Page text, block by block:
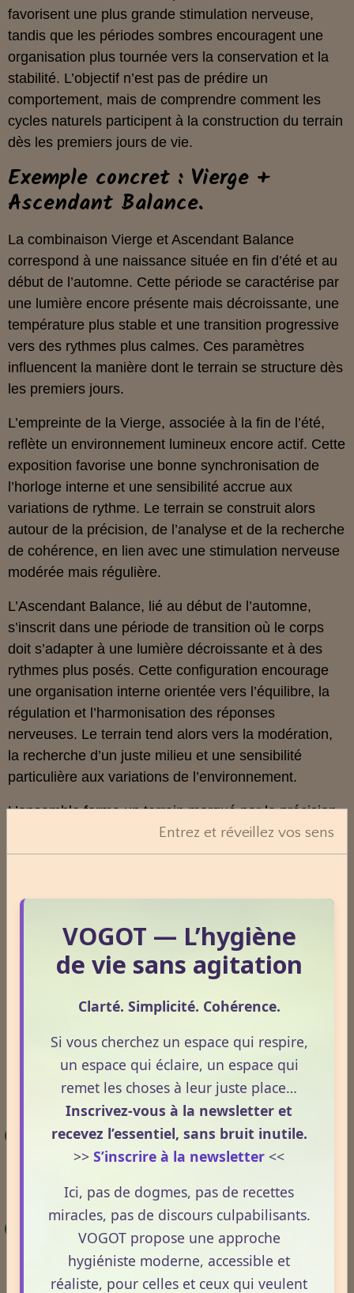
favorisent une plus grande stimulation nerveuse,
tandis que les périodes sombres encouragent une
organisation plus tournée vers la conservation et la
stabilité. L’objectif n’est pas de prédire un
comportement, mais de comprendre comment les
cycles naturels participent à la construction du terrain
dès les premiers jours de vie.
Exemple concret : Vierge +
Ascendant Balance.
La combinaison Vierge et Ascendant Balance
correspond à une naissance située en fin d’été et au
début de l’automne. Cette période se caractérise par
une lumière encore présente mais décroissante, une
température plus stable et une transition progressive
vers des rythmes plus calmes. Ces paramètres
influencent la manière dont le terrain se structure dès
les premiers jours.
L’empreinte de la Vierge, associée à la fin de l’été,
reflète un environnement lumineux encore actif. Cette
exposition favorise une bonne synchronisation de
l’horloge interne et une sensibilité accrue aux
variations de rythme. Le terrain se construit alors
autour de la précision, de l’analyse et de la recherche
de cohérence, en lien avec une stimulation nerveuse
modérée mais régulière.
L’Ascendant Balance, lié au début de l’automne,
s’inscrit dans une période de transition où le corps
doit s’adapter à une lumière décroissante et à des
rythmes plus posés. Cette configuration encourage
une organisation interne orientée vers l’équilibre, la
régulation et l’harmonisation des réponses
nerveuses. Le terrain tend alors vers la modération,
la recherche d’un juste milieu et une sensibilité
particulière aux variations de l’environnement.
L’ensemble forme un terrain marqué par la précision,
l’équilibre et la capacité à ajuster les réponses en
fonction des cycles. Cette lecture ne prédit rien, mais
naissance et les transitions lumineuses influencent la
Pour aller plus loin.
Pour approfondir les notions abordées dans cet
article, plusieurs contenus du site permettent
d’explorer plus en détail l’hygiénisme, le rôle de la
lumière, la notion de terrain et l’influence des cycles
naturels sur l’organisme.
Vers une naturopathie du futur :
épigénétique et hygiénisme en convergence
l’approche du terrain et de l’adaptation.
Vierge etBalance
– Comprendre comment les
signes astrologiques et dates de naissances
influences vos choix et votre terrain.
Entrez et réveillez vos sens
VOGOT — L’hygiène
de vie sans agitation
Clarté. Simplicité. Cohérence.
Si vous cherchez un espace qui respire,
un espace qui éclaire, un espace qui
remet les choses à leur juste place…
Inscrivez-vous à la newsletter et
recevez l’essentiel, sans bruit inutile.
>> S’inscrire à la newsletter <<
Ici, pas de dogmes, pas de recettes
miracles, pas de discours culpabilisants.
VOGOT propose une approche
hygiéniste moderne, accessible et
réaliste, pour celles et ceux qui veulent